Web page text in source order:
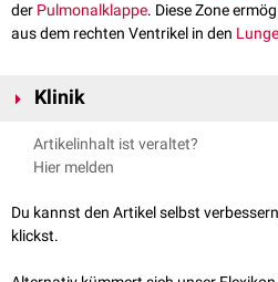
der Pulmonalklappe. Diese Zone
aus dem rechten Ventrikel in den
Klinik
Der RVOT ist die häufigste
Tachykardien (
im Rahmen adrenerger
Stimulation
ventrikulärer Tachykardien
ist
Artikelinhalt ist veraltet?
Hier melden
Du kannst den Artikel selbst
klickst.